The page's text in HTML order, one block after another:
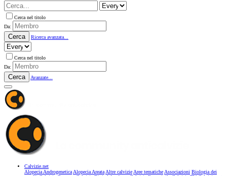
Cerca nel titolo
Da:
Cerca Ricerca avanzata...
Cerca nel titolo
Da:
Cerca Avanzate...
Calvizie.net
Alopecia AndrogeneticaAlopecia AreataAltre calvizieAree tematicheAssociazioni Biologia dei